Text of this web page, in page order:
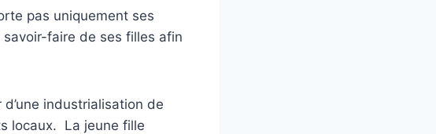
pas uniquement ses
savoir-faire de ses filles afin
industrialisation de
locaux. La jeune fille